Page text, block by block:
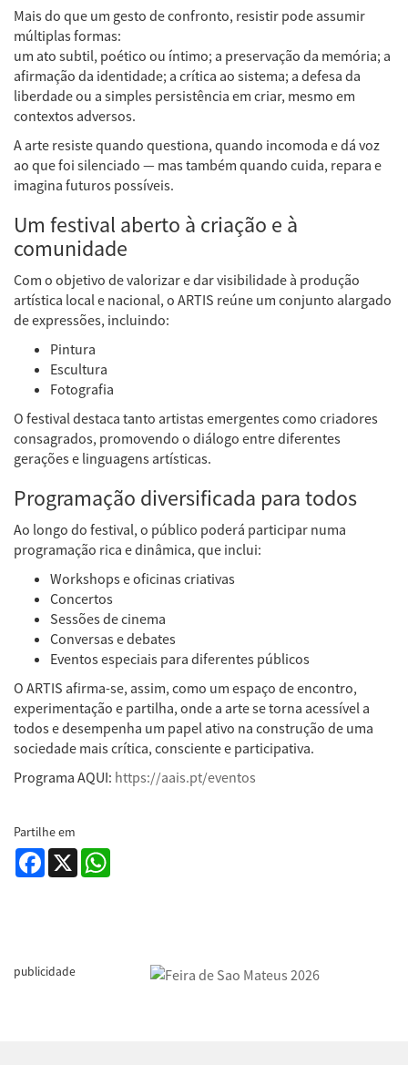
Mais do que um gesto de confronto, resistir pode assumir
múltiplas formas:
um ato subtil, poético ou íntimo; a preservação da memória; a
afirmação da identidade; a crítica ao sistema; a defesa da
liberdade ou a simples persistência em criar, mesmo em
contextos adversos.
A arte resiste quando questiona, quando incomoda e dá voz
ao que foi silenciado — mas também quando cuida, repara e
imagina futuros possíveis.
Um festival aberto à criação e à
comunidade
Com o objetivo de valorizar e dar visibilidade à produção
artística local e nacional, o ARTIS reúne um conjunto alargado
de expressões, incluindo:
Pintura
Escultura
Fotografia
O festival destaca tanto artistas emergentes como criadores
consagrados, promovendo o diálogo entre diferentes
gerações e linguagens artísticas.
Programação diversificada para todos
Ao longo do festival, o público poderá participar numa
programação rica e dinâmica, que inclui:
Workshops e oficinas criativas
Concertos
Sessões de cinema
Conversas e debates
Eventos especiais para diferentes públicos
O ARTIS afirma-se, assim, como um espaço de encontro,
experimentação e partilha, onde a arte se torna acessível a
todos e desempenha um papel ativo na construção de uma
sociedade mais crítica, consciente e participativa.
Programa AQUI: https://aais.pt/eventos
Partilhe em
Facebook
X
publicidade